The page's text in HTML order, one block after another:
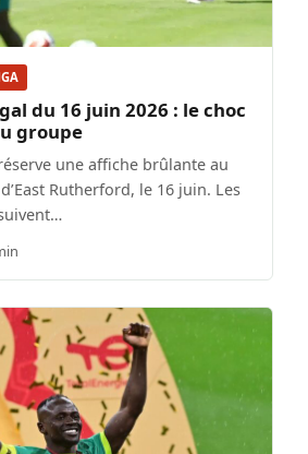
du 16 juin 2026 : le choc
groupe
une affiche brûlante au
Rutherford, le 16 juin. Les